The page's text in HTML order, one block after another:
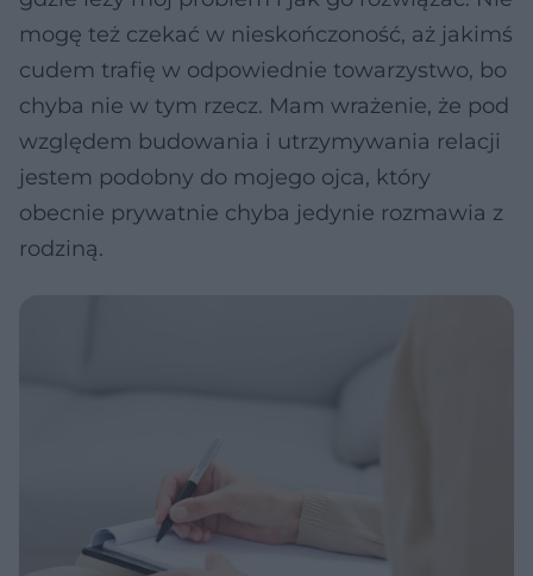
mogę też czekać w nieskończoność, aż jakimś
cudem trafię w odpowiednie towarzystwo, bo
chyba nie w tym rzecz. Mam wrażenie, że pod
względem budowania i utrzymywania relacji
jestem podobny do mojego ojca, który
obecnie prywatnie chyba jedynie rozmawia z
rodziną.